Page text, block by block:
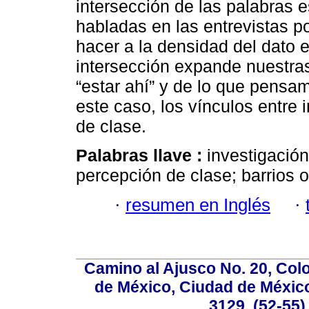
intersección de las palabras
habladas en las entrevistas
hacer a la densidad del dato
intersección expande
“estar ahí” y de lo que
este caso, los vínculos entre
de clase.
Palabras llave :
per­cepción de clase; barrios
· resumen en Inglés ·
Camino al Ajusco No. 20,
de México, Ciudad de